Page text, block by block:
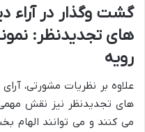
گشت وگذار در آراء
های تجدیدنظر:
رویه
علاوه بر نظریات مشورتی،
های تجدیدنظر نیز نقش
می کنند و می توانند الهام